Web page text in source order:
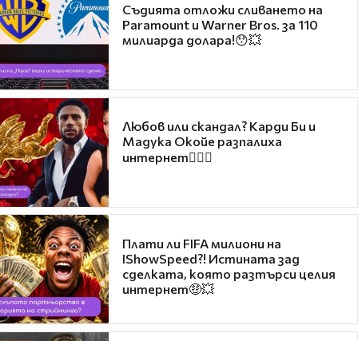
Съдията отложи сливането на
Paramount и Warner Bros. за 110
милиарда долара!😯💥
Любов или скандал? Карди Би и
Мадука Окойе разпалиха
интернет❤️‍🔥🔥
Плати ли FIFA милиони на
IShowSpeed?! Истината зад
сделката, която разтърси целия
интернет🤑💥